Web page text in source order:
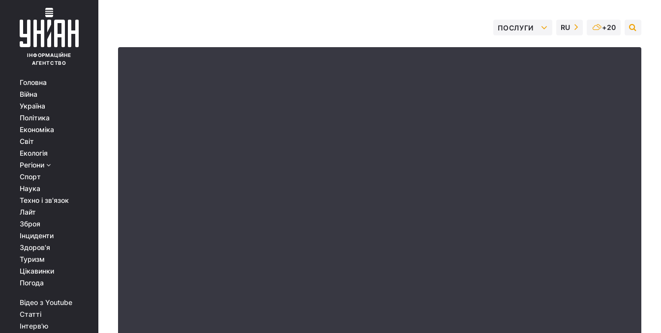
ІНФОРМАЦІЙНЕ
АГЕНТСТВО
Головна
Війна
Україна
Політика
Економіка
Світ
Екологія
Регіони
Спорт
Наука
Техно і зв'язок
Лайт
Зброя
Інциденти
Здоров'я
Туризм
Цікавинки
Погода
Відео з Youtube
Статті
Інтерв'ю
ПОСЛУГИ RU +20